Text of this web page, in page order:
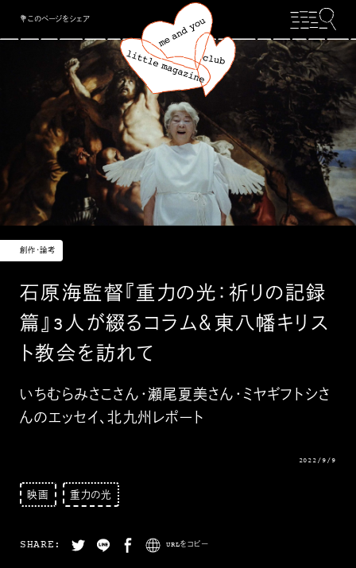
💐このページをシェア
創作・論考
石原海監督『重力の光：祈りの記録
篇』3人が綴るコラム＆東八幡キリス
ト教会を訪れて
いちむらみさこさん・瀬尾夏美さん・ミヤギフトシさ
んのエッセイ、北九州レポート
2022/9/9
映画 重力の光
SHARE: URLをコピー